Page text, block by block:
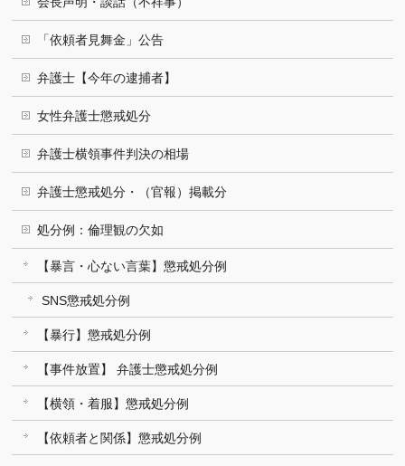
「依頼者見舞金」公告
弁護士【今年の逮捕者】
女性弁護士懲戒処分
弁護士横領事件判決の相場
弁護士懲戒処分・（官報）掲載分
処分例：倫理観の欠如
【暴言・心ない言葉】懲戒処分例
SNS懲戒処分例
【暴行】懲戒処分例
【事件放置】 弁護士懲戒処分例
【横領・着服】懲戒処分例
【依頼者と関係】懲戒処分例